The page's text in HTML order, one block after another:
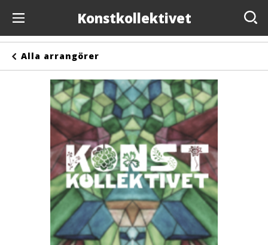
Konstkollektivet
Anslagstavlan
Arrangörer
Kontakta oss
Om oss
Alla arrangörer